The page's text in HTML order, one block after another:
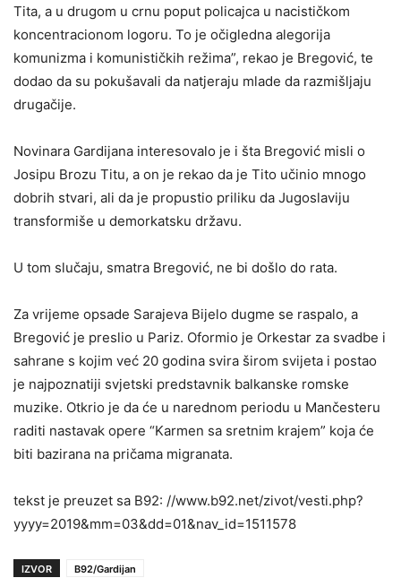
Tita, a u drugom u crnu poput policajca u nacističkom
koncentracionom logoru. To je očigledna alegorija
komunizma i komunističkih režima”, rekao je Bregović, te
dodao da su pokušavali da natjeraju mlade da razmišljaju
drugačije.
Novinara Gardijana interesovalo je i šta Bregović misli o
Josipu Brozu Titu, a on je rekao da je Tito učinio mnogo
dobrih stvari, ali da je propustio priliku da Jugoslaviju
transformiše u demorkatsku državu.
U tom slučaju, smatra Bregović, ne bi došlo do rata.
Za vrijeme opsade Sarajeva Bijelo dugme se raspalo, a
Bregović je preslio u Pariz. Oformio je Orkestar za svadbe i
sahrane s kojim već 20 godina svira širom svijeta i postao
je najpoznatiji svjetski predstavnik balkanske romske
muzike. Otkrio je da će u narednom periodu u Mančesteru
raditi nastavak opere “Karmen sa sretnim krajem” koja će
biti bazirana na pričama migranata.
tekst je preuzet sa B92: //www.b92.net/zivot/vesti.php?
yyyy=2019&mm=03&dd=01&nav_id=1511578
IZVOR
B92/Gardijan